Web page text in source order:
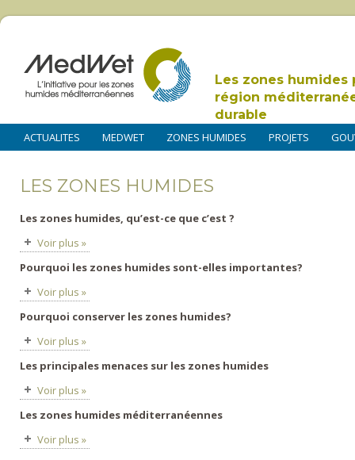
Les zones humides
région
durable
ACTUALITES MEDWET ZONES HUMIDES PROJETS
LES ZONES HUMIDES
Les zones humides, qu’est-ce que c’est ?
Voir plus »
Pourquoi les zones humides sont-elles importantes?
Voir plus »
Pourquoi conserver les zones humides?
Voir plus »
Les principales menaces sur les zones humides
Voir plus »
Les zones humides méditerranéennes
Voir plus »